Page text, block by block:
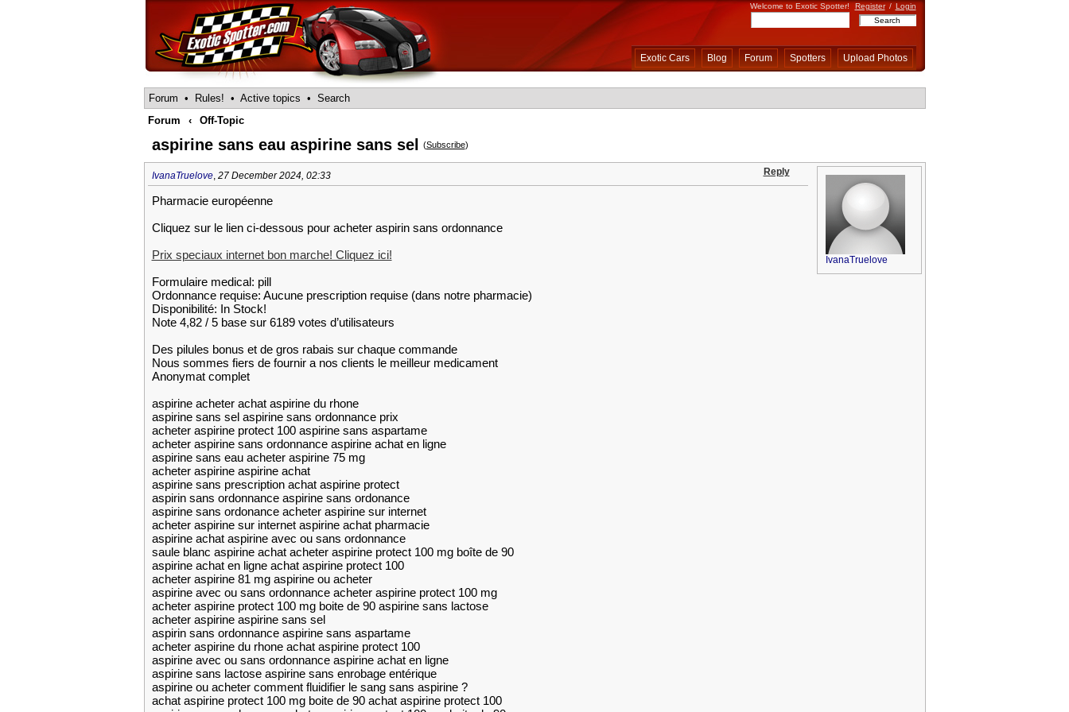
Welcome to Exotic Spotter! Register / Login
Exotic Cars Blog Forum Spotters Upload Photos
Forum • Rules! • Active topics • Search
Forum
‹ Off-Topic
aspirine sans eau aspirine sans sel (Subscribe)
IvanaTruelove, 27 December 2024, 02:33 Reply
Pharmacie européenne
Cliquez sur le lien ci-dessous pour acheter aspirin sans ordonnance
Prix speciaux internet bon marche! Cliquez ici!
Formulaire medical: pill
Ordonnance requise: Aucune prescription requise (dans notre pharmacie)
Disponibilité: In Stock!
Note 4,82 / 5 base sur 6189 votes d’utilisateurs
Des pilules bonus et de gros rabais sur chaque commande
Nous sommes fiers de fournir a nos clients le meilleur medicament
Anonymat complet
aspirine acheter achat aspirine du rhone
aspirine sans sel aspirine sans ordonnance prix
acheter aspirine protect 100 aspirine sans aspartame
acheter aspirine sans ordonnance aspirine achat en ligne
aspirine sans eau acheter aspirine 75 mg
acheter aspirine aspirine achat
aspirine sans prescription achat aspirine protect
aspirin sans ordonnance aspirine sans ordonance
aspirine sans ordonance acheter aspirine sur internet
acheter aspirine sur internet aspirine achat pharmacie
aspirine achat aspirine avec ou sans ordonnance
saule blanc aspirine achat acheter aspirine protect 100 mg boîte de 90
aspirine achat en ligne achat aspirine protect 100
acheter aspirine 81 mg aspirine ou acheter
aspirine avec ou sans ordonnance acheter aspirine protect 100 mg
acheter aspirine protect 100 mg boite de 90 aspirine sans lactose
acheter aspirine aspirine sans sel
aspirin sans ordonnance aspirine sans aspartame
acheter aspirine du rhone achat aspirine protect 100
aspirine avec ou sans ordonnance aspirine achat en ligne
aspirine sans lactose aspirine sans enrobage entérique
aspirine ou acheter comment fluidifier le sang sans aspirine ?
achat aspirine protect 100 mg boite de 90 achat aspirine protect 100
IvanaTruelove